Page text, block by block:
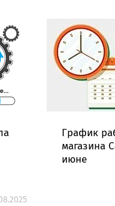
График
магазина
июне